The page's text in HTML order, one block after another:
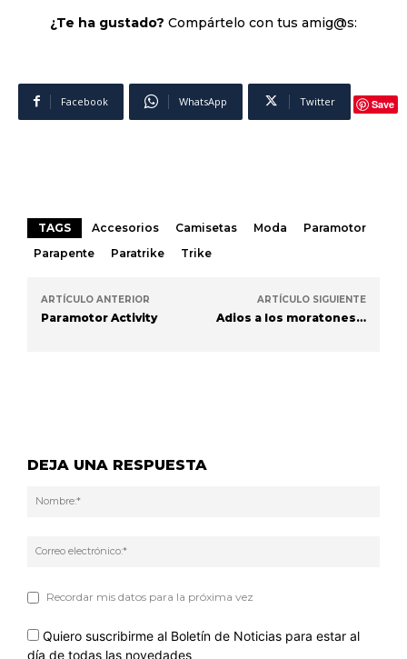
¿Te ha gustado? Compártelo con tus amig@s:
Facebook WhatsApp Twitter Save
TAGS Accesorios Camisetas Moda
Paramotor
Parapente
Paratrike Trike
ARTÍCULO ANTERIOR
Paramotor Activity
ARTÍCULO SIGUIENTE
Adios a los moratones…
DEJA UNA RESPUESTA
Recordar mis datos para la próxima vez
Quiero suscribirme al Boletín de Noticias para estar al
día de todas las novedades